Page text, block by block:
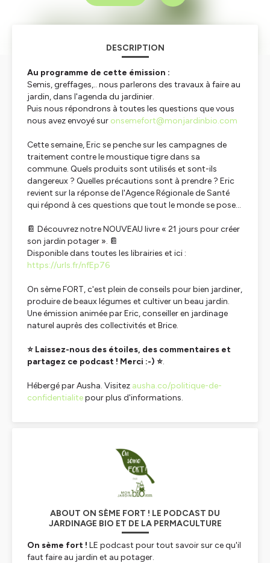
DESCRIPTION
Au programme de cette émission :
Semis, greffages,.. nous parlerons des travaux à faire au
jardin, dans l'agenda du jardinier.
Puis nous répondrons à toutes les questions que vous
nous avez envoyé sur onsemefort@monjardinbio.com
Cette semaine, Eric se penche sur les campagnes de
traitement contre le moustique tigre dans sa
commune. Quels produits sont utilisés et sont-ils
dangereux ? Quelles précautions sont à prendre ? Eric
revient sur la réponse de l'Agence Régionale de Santé
qui répond à ces questions que tout le monde se pose...
📔 Découvrez notre NOUVEAU livre « 21 jours pour créer
son jardin potager ». 📔
Disponible dans toutes les librairies et ici :
https://urls.fr/nfEp76
On sème FORT, c'est plein de conseils pour bien jardiner,
produire de beaux légumes et cultiver un beau jardin.
Une émission animée par Eric, conseiller en jardinage
naturel auprès des collectivités et Brice.
⭐ Laissez-nous des étoiles, des commentaires et
partagez ce podcast ! Merci :-) ⭐.
Hébergé par Ausha. Visitez ausha.co/politique-de-
confidentialitepour plus d'informations.
ABOUT ON SÈME FORT ! LE PODCAST DU
JARDINAGE BIO ET DE LA PERMACULTURE
On sème fort ! LE podcast pour tout savoir sur ce qu'il
faut faire au jardin et au potager.